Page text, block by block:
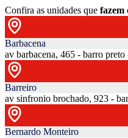
Confira as unidades que fazem
Barbacena
av barbacena, 465 - barro
Barreiro
av sinfronio brochado, 923 -
Bernardo Monteiro